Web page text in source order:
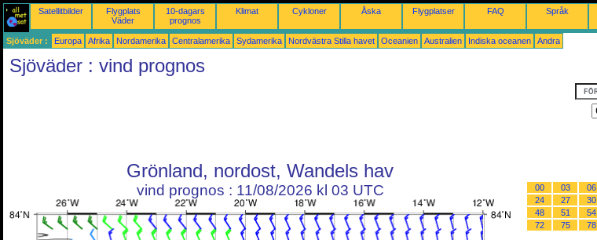
Satellitbilder
Flygplats
Väder
10-dagars
prognos
Klimat Cykloner Åska Flygplatser FAQ Språk
Sjöväder : Europa Afrika Nordamerika Centralamerika Sydamerika Nordvästra Stilla havet Oceanien Australien Indiska oceanen Andra
Sjöväder : vind prognos
Grönland, nordost, Wandels hav
vind prognos : 11/08/2026 kl 03 UTC 00 03 06
24
27 30
48
51 54
72
75 78